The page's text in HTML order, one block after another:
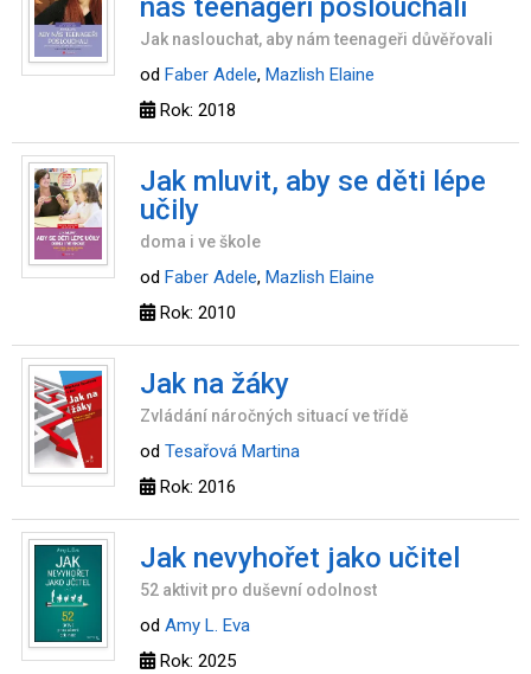
nás teenageři poslouchali
Jak naslouchat, aby nám teenageři důvěřovali
od Faber Adele, Mazlish Elaine
Rok: 2018
Jak mluvit, aby se děti lépe
učily
doma i ve škole
od Faber Adele, Mazlish Elaine
Rok: 2010
Jak na žáky
Zvládání náročných situací ve třídě
od Tesařová Martina
Rok: 2016
Jak nevyhořet jako učitel
52 aktivit pro duševní odolnost
od Amy L. Eva
Rok: 2025